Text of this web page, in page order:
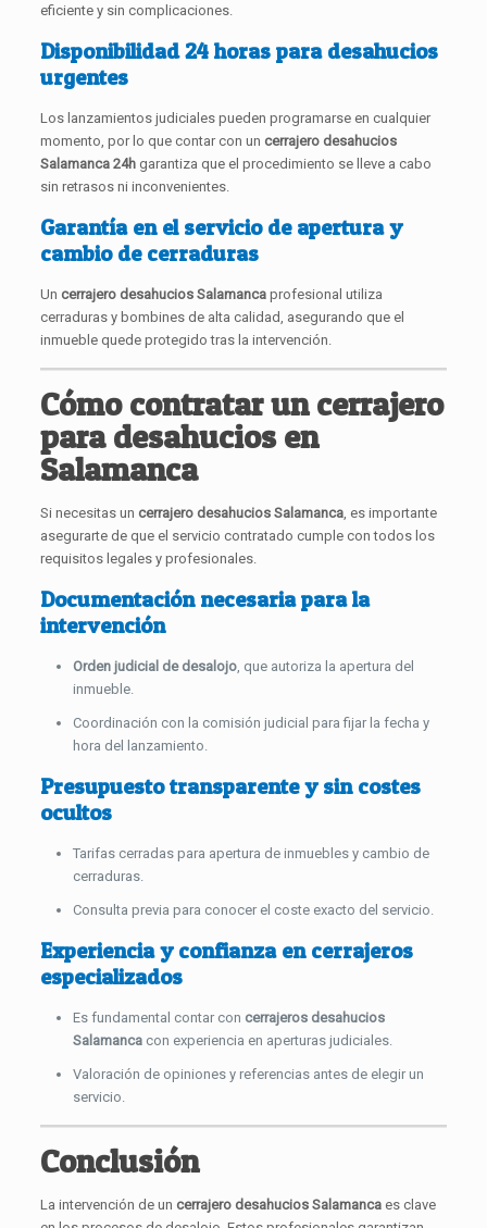
eficiente y sin complicaciones.
Disponibilidad 24 horas para desahucios
urgentes
Los lanzamientos judiciales pueden programarse en cualquier
momento, por lo que contar con un cerrajero desahucios
Salamanca 24h garantiza que el procedimiento se lleve a cabo
sin retrasos ni inconvenientes.
Garantía en el servicio de apertura y
cambio de cerraduras
Un cerrajero desahucios Salamanca profesional utiliza
cerraduras y bombines de alta calidad, asegurando que el
inmueble quede protegido tras la intervención.
Cómo contratar un cerrajero
para desahucios en
Salamanca
Si necesitas un cerrajero desahucios Salamanca , es importante
asegurarte de que el servicio contratado cumple con todos los
requisitos legales y profesionales.
Documentación necesaria para la
intervención
Orden judicial de desalojo , que autoriza la apertura del
inmueble.
Coordinación con la comisión judicial para fijar la fecha y
hora del lanzamiento.
Presupuesto transparente y sin costes
ocultos
Tarifas cerradas para apertura de inmuebles y cambio de
cerraduras.
Consulta previa para conocer el coste exacto del servicio.
Experiencia y confianza en cerrajeros
especializados
Es fundamental contar con cerrajeros desahucios
Salamanca con experiencia en aperturas judiciales.
Valoración de opiniones y referencias antes de elegir un
servicio.
Conclusión
La intervención de un cerrajero desahucios Salamanca es clave